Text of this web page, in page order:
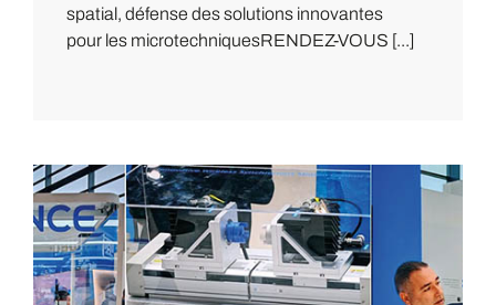
spatial, défense des solutions innovantes
pour les microtechniquesRENDEZ-VOUS [...]